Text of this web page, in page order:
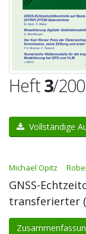
Heft3/
Vollständige
Michael Opitz
GNSS-
transferierter